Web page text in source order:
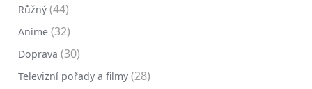
Růžný (44)
Anime (32)
Doprava (30)
Televizní pořady a filmy (28)